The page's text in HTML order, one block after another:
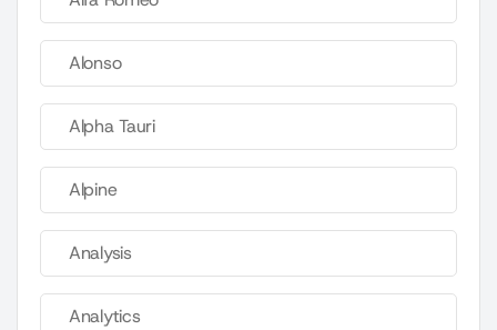
Alonso
Alpha Tauri
Alpine
Analysis
Analytics